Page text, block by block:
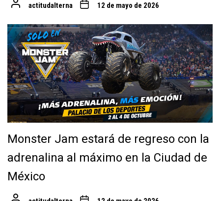
actitudalterna 12 de mayo de 2026
Monster Jam estará de regreso con la
adrenalina al máximo en la Ciudad de
México